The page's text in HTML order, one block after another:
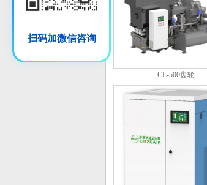
CL-500齿轮...
扫码加微信咨询